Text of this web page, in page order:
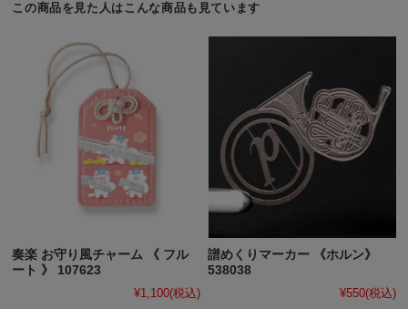
この商品を見た人はこんな商品も見ています
奏楽 お守り風チャーム 《 フル
ート 》 107623
¥1,100(税込)
譜めくりマーカー 《ホルン》
538038
¥550(税込)